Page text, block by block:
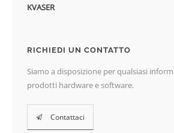
KVASER
RICHIEDI UN CONTATTO
Siamo a disposizione per qualsiasi
prodotti hardware e software.
Contattaci